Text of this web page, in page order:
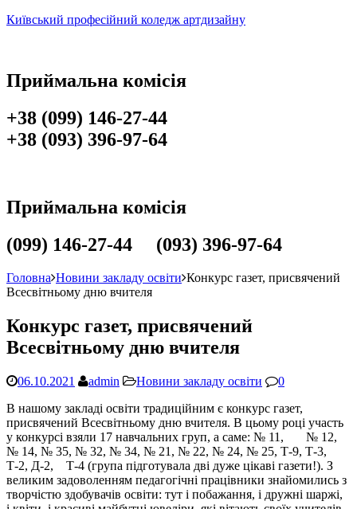
Київський професійний коледж артдизайну
Приймальна комісія
+38 (099) 146-27-44
+38 (093) 396-97-64
Приймальна комісія
(099) 146-27-44 (093) 396-97-64
Головна Новини закладу освіти Конкурс газет, присвячений
Всесвітньому дню вчителя
Конкурс газет, присвячений
Всесвітньому дню вчителя
06.10.2021 admin Новини закладу освіти
0
В нашому закладі освіти традиційним є конкурс газет,
присвячений Всесвітньому дню вчителя. В цьому році участь
у конкурсі взяли 17 навчальних груп, а саме: № 11, № 12,
№ 14, № 35, № 32, № 34, № 21, № 22, № 24, № 25, Т-9, Т-3,
Т-2, Д-2, Т-4 (група підготувала дві дуже цікаві газети!). З
великим задоволенням педагогічні працівники знайомились з
творчістю здобувачів освіти: тут і побажання, і дружні шаржі,